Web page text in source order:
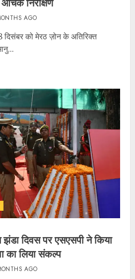
निरीक्षण
AGO
को मेरठ ज़ोन के अतिरिक्त
दिवस पर एसएसपी ने किया
का लिया संकल्प
AGO